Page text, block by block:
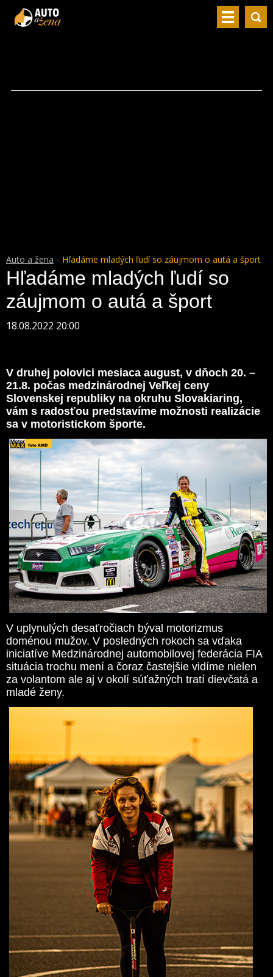
Auto a žena Hľadáme mladých ľudí so záujmom o autá a šport
Hľadáme mladých ľudí so
záujmom o autá a šport
18.08.2022 20:00
V druhej polovici mesiaca august, v dňoch 20. –
21.8. počas medzinárodnej Veľkej ceny
Slovenskej republiky na okruhu Slovakiaring,
vám s radosťou predstavíme možnosti realizácie
sa v motoristickom športe.
V uplynulých desaťročiach býval motorizmus
doménou mužov. V posledných rokoch sa vďaka
iniciatíve Medzinárodnej automobilovej federácia FIA
situácia trochu mení a čoraz častejšie vidíme nielen
za volantom ale aj v okolí súťažných tratí dievčatá a
mladé ženy.